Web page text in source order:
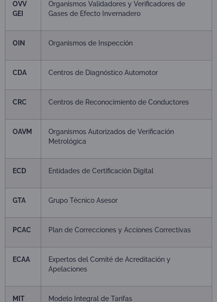
OVV
GEI
Organismos Validadores y Verificadores de
Gases de Efecto Invernadero
OIN Organismos de Inspección
CDA Centros de Diagnóstico Automotor
CRC Centros de Reconocimiento de Conductores
OAVM
Organismos Autorizados de Verificación
Metrológica
ECD Entidades de Certificación Digital
GTA Grupo Técnico Asesor
PCAC Plan de Correcciones y Acciones Correctivas
ECAA
Expertos del Comité de Acreditación y
Apelaciones
MIT Modelo Integral de Tarifas